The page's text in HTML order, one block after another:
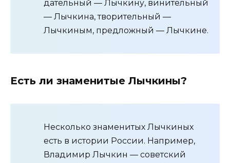
дательный — Лычкину, винительный
— Лычкина, творительный —
Лычкиным, предложный — Лычкине.
Есть ли знаменитые Лычкины?
Несколько знаменитых Лычкиных
есть в истории России. Например,
Владимир Лычкин — советский